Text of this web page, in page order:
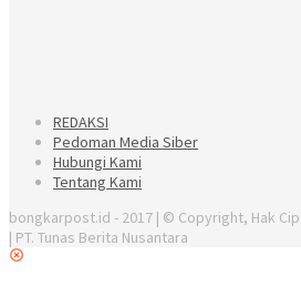
REDAKSI
Pedoman Media Siber
Hubungi Kami
Tentang Kami
bongkarpost.id - 2017 | © Copyright, Hak
| PT. Tunas Berita Nusantara